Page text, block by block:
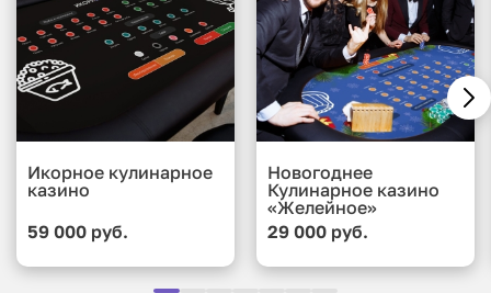
Икорное кулинарное
казино
59 000 руб.
Новогоднее
Кулинарное казино
«Желейное»
29 000 руб.